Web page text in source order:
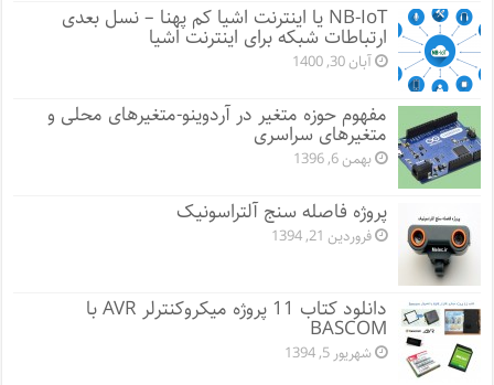
NB-IoT یا اینترنت اشیا کم پهنا – نسل بعدی
ارتباطات شبکه برای اینترنت اشیا
آبان 30, 1400
مفهوم حوزه متغیر در آردوینو-متغیرهای محلی و
متغیرهای سراسری
بهمن 6, 1396
پروژه فاصله سنج آلتراسونیک
فروردین 21, 1394
دانلود کتاب 11 پروژه میکروکنترلر AVR با
BASCOM
شهریور 5, 1394